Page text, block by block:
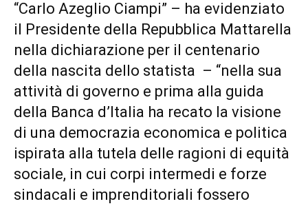
“Carlo Azeglio Ciampi” – ha evidenziato
il Presidente della Repubblica Mattarella
nella dichiarazione per il centenario
della nascita dello statista – “nella sua
attività di governo e prima alla guida
della Banca d’Italia ha recato la visione
di una democrazia economica e politica
ispirata alla tutela delle ragioni di equità
sociale, in cui corpi intermedi e forze
sindacali e imprenditoriali fossero